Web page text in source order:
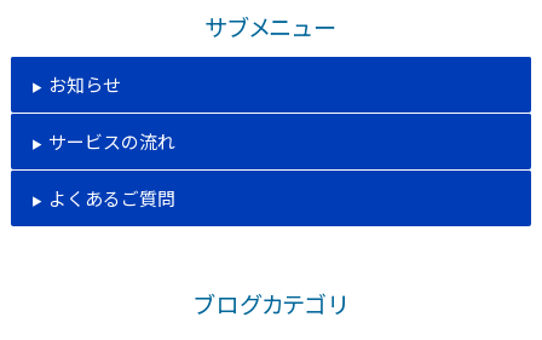
サブメニュー
お知らせ
サービスの流れ
よくあるご質問
ブログカテゴリ